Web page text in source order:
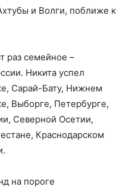
и Волги, поближе к
раз семейное –
Никита успел
Сарай-Бату, Нижнем
Выборге, Петербурге,
Северной Осетии,
Краснодарском
на пороге